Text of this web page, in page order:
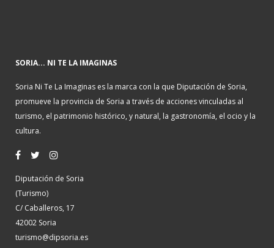
SORIA... NI TE LA IMAGINAS
Soria Ni Te La Imaginas es la marca con la que Diputación de Soria,
promueve la provincia de Soria a través de acciones vinculadas al
turismo, el patrimonio histórico, y natural, la gastronomía, el ocio y la
cultura.
Diputación de Soria
(Turismo)
C/ Caballeros, 17
42002 Soria
turismo@dipsoria.es